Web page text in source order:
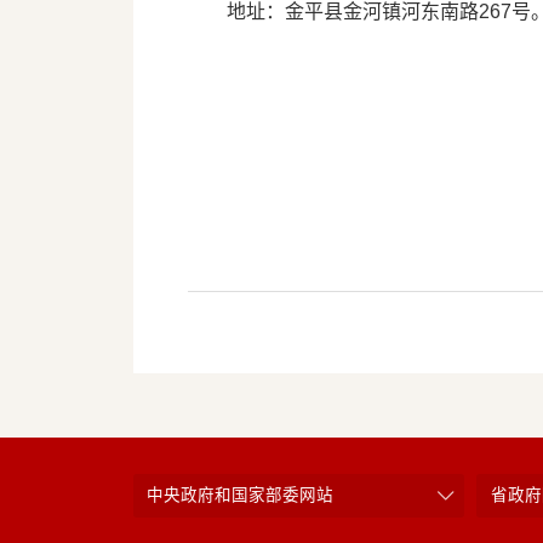
地址：金平县金河镇河东南路267号。
中央政府和国家部委网站 省政